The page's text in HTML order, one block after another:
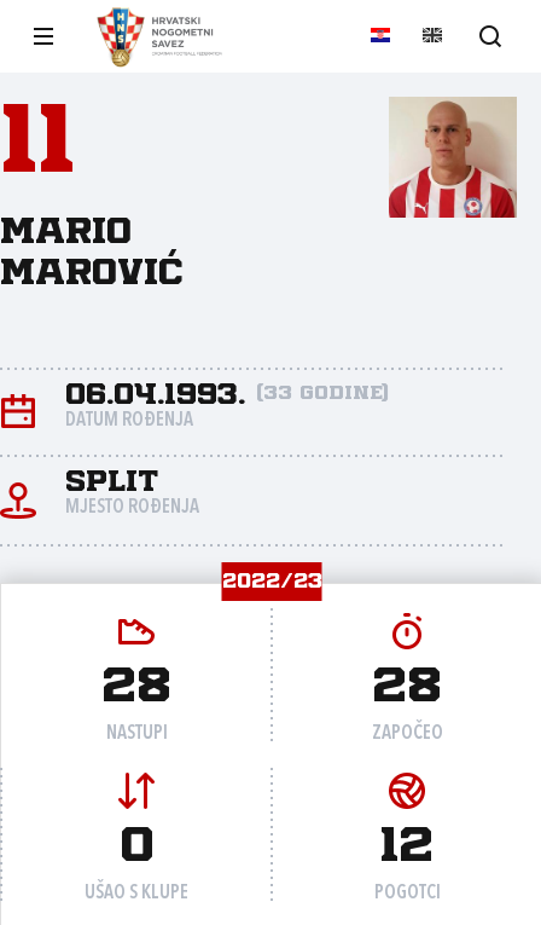
11
Mario
Marović
06.04.1993. (33 godine)
DATUM ROĐENJA
Split
MJESTO ROĐENJA
2022/23
28
NASTUPI
28
ZAPOČEO
0
UŠAO S KLUPE
12
POGOTCI